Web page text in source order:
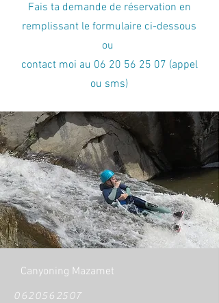
Fais ta demande de réservation en
remplissant le formulaire ci-dessous
ou
contact moi au 06 20 56 25 07 (appel
ou sms)
Canyoning Mazamet
0620562507